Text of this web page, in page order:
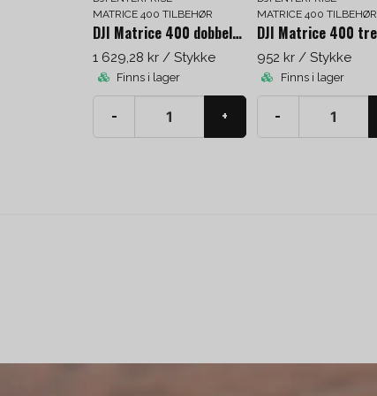
MATRICE 400 TILBEHØR
DJI Matrice 400 dobbelt gimbal-stik
1 629,28 kr / Stykke
Finns i lager
- +
MATRICE 400 TILBEHØR
952 kr / Stykke
Finns i lager
-